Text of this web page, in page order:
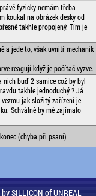
fyzicky nemám třeba
koukal na obrázek desky od
takhle propojený. Tím je
a jede to, však uvnitř mechanik
reagují když je počítač vyzve.
nich buď 2 samice což by byl
takhle jednoduchý ? Já
jak složitý zařízení je
Schválně by mě zajímalo
(chyba při psaní)
SILLICON of UNREAL